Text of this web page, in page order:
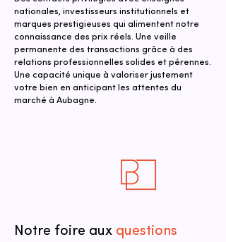
nationales, investisseurs institutionnels et
marques prestigieuses qui alimentent notre
connaissance des prix réels. Une veille
permanente des transactions grâce à des
relations professionnelles solides et pérennes.
Une capacité unique à valoriser justement
votre bien en anticipant les attentes du
marché à Aubagne.
Notre foire aux questions